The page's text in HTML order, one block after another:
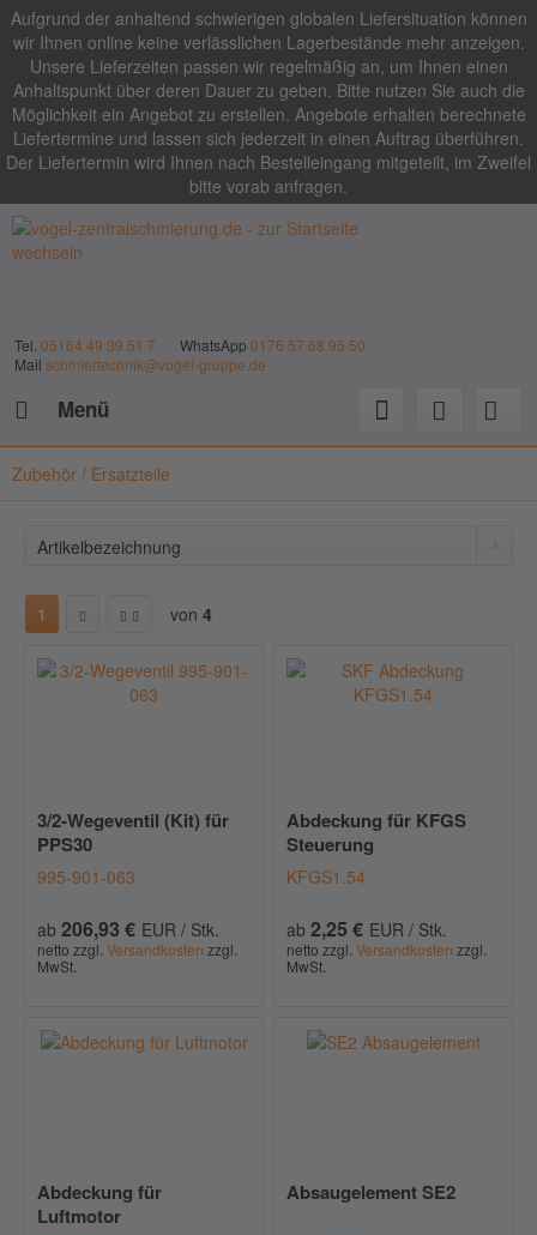
Aufgrund der anhaltend schwierigen globalen Liefersituation können
wir Ihnen online keine verlässlichen Lagerbestände mehr anzeigen.
Unsere Lieferzeiten passen wir regelmäßig an, um Ihnen einen
Anhaltspunkt über deren Dauer zu geben. Bitte nutzen Sie auch die
Möglichkeit ein Angebot zu erstellen. Angebote erhalten berechnete
Liefertermine und lassen sich jederzeit in einen Auftrag überführen.
Der Liefertermin wird Ihnen nach Bestelleingang mitgeteilt, im Zweifel
bitte vorab anfragen.
Tel. 05164 49 39 51 7 WhatsApp 0176 57 68 95 50
Mail schmiertechnik@vogel-gruppe.de
Menü
Zubehör / Ersatzteile
1 von 4
3/2-Wegeventil (Kit) für
PPS30
995-901-063
ab 206,93 € EUR / Stk.
netto zzgl.Versandkosten zzgl.
MwSt.
Abdeckung für KFGS
Steuerung
KFGS1.54
ab 2,25 € EUR / Stk.
netto zzgl.Versandkosten zzgl.
MwSt.
Abdeckung für
Luftmotor
Absaugelement SE2